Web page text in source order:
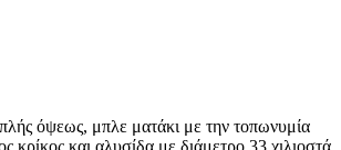
όψεως, μπλε ματάκι με την τοπωνυμία